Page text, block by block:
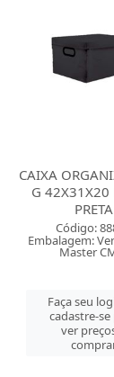
CAIXA
G 42X31X20
PRETA
Código:
Embalagem:
Master
Faça seu
cadastre-se
ver